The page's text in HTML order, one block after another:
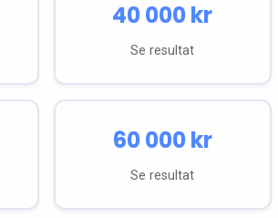
40 000kr
Se resultat
60 000kr
Se resultat